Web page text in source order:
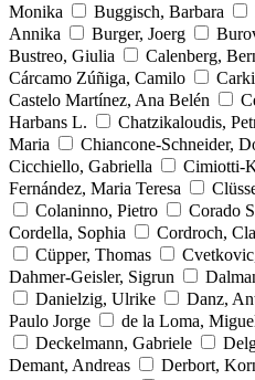
Monika
Buggisch, Barbara
Annika
Burger, Joerg
Bustreo, Giulia
Calenberg,
Cárcamo Zúñiga, Camilo
Castelo Martínez, Ana Belén
Harbans L.
Chatzikaloudis,
Maria
Chiancone-Schneider,
Cicchiello, Gabriella
Cimiotti-
Fernández, Maria Teresa
Colaninno, Pietro
Corado
Cordella, Sophia
Cordroch,
Cüpper, Thomas
Dahmer-Geisler, Sigrun
Danielzig, Ulrike
Danz,
Paulo Jorge
de la Loma,
Deckelmann, Gabriele
Demant, Andreas
Derbort,